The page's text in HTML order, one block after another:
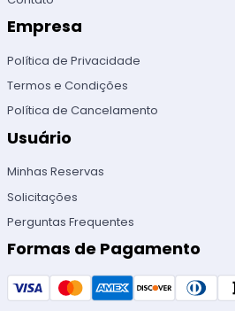
Empresa
Política de Privacidade
Termos e Condições
Política de Cancelamento
Usuário
Minhas Reservas
Solicitações
Perguntas Frequentes
Formas de Pagamento